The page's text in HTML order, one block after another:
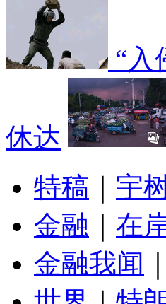
“入
休达
特稿
宇
金融
在
金融我闻